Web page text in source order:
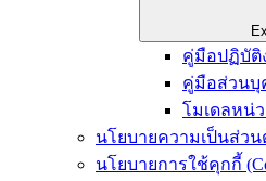
คู่มือปฏิบัติ
คู่มือส่วนบุ
โมเดลหน่
นโยบายความเป็นส่วน
นโยบายการใช้คุกกี้